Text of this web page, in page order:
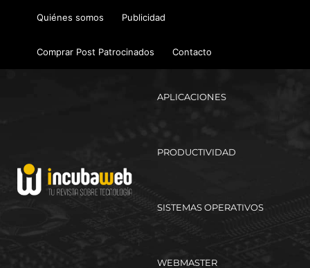
Quiénes somos Publicidad
Comprar Post Patrocinados Contacto
APLICACIONES
PRODUCTIVIDAD
SISTEMAS OPERATIVOS
WEBMASTER